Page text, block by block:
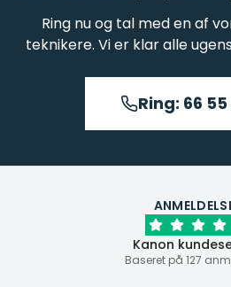
Ring nu og tal med en af
teknikere. Vi er klar alle
Ring: 66
Kanon
Baseret på 127